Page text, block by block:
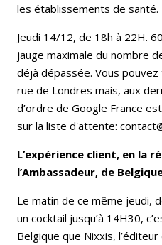
les établissements de santé.
Jeudi 14/12, de 18h à 22H.
jauge maximale du nombre
déjà dépassée. Vous
rue de Londres mais, aux
d’ordre de Google France
sur la liste d'attente:
L’expérience client, en la
l’Ambassadeur, de
Le matin de ce même jeudi,
un cocktail jusqu’à 14H30,
Belgique que Nixxis,